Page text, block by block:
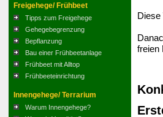
Freigehege/ Frühbeet
Tipps zum Freigehege
Gehegebegrenzung
Bepflanzung
Bau einer Frühbeetanlage
Frühbeet mit Alltop
Frühbeeteinrichtung
Innengehege/ Terrarium
Warum Innengehege?
Diese
freien